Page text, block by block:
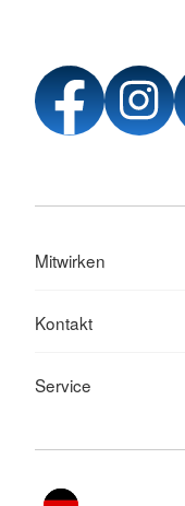
Mitwirken
Kontakt
Service
Sprache wechseln zu